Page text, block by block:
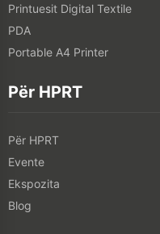
Printuesit Digital Textile
PDA
Portable A4 Printer
Për HPRT
Për HPRT
Evente
Ekspozita
Blog